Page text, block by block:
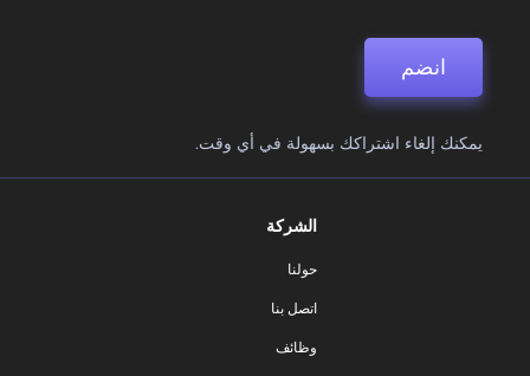
انضم
يمكنك إلغاء اشتراكك بسهولة في أي وقت.
الشركة
حولنا
اتصل بنا
وظائف